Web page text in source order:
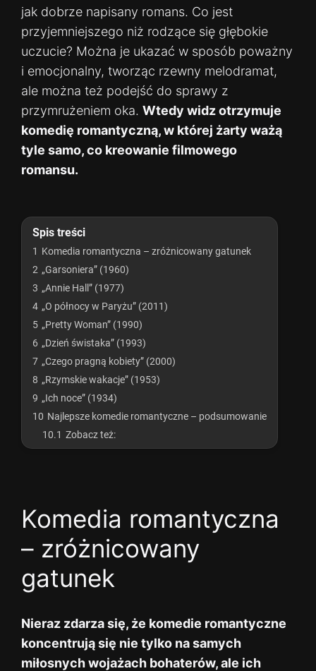
jak dobrze napisany romans. Co jest
przyjemniejszego niż rodzące się głębokie
uczucie? Można je ukazać w sposób poważny
i emocjonalny, tworząc rzewny melodramat,
ale można też podejść do sprawy z
przymrużeniem oka. Wtedy widz otrzymuje
komedię romantyczną, w której żarty ważą
tyle samo, co kreowanie filmowego
romansu.
Spis treści
1 Komedia romantyczna – zróżnicowany gatunek
2 „Garsoniera” (1960)
3 „Annie Hall” (1977)
4 „O północy w Paryżu” (2011)
5 „Pretty Woman” (1990)
6 „Dzień świstaka” (1993)
7 „Czego pragną kobiety” (2000)
8 „Rzymskie wakacje” (1953)
9 „Ich noce” (1934)
10 Najlepsze komedie romantyczne – podsumowanie
10.1 Zobacz też:
Komedia romantyczna
– zróżnicowany
gatunek
Nieraz zdarza się, że komedie romantyczne
koncentrują się nie tylko na samych
miłosnych wojażach bohaterów, ale ich